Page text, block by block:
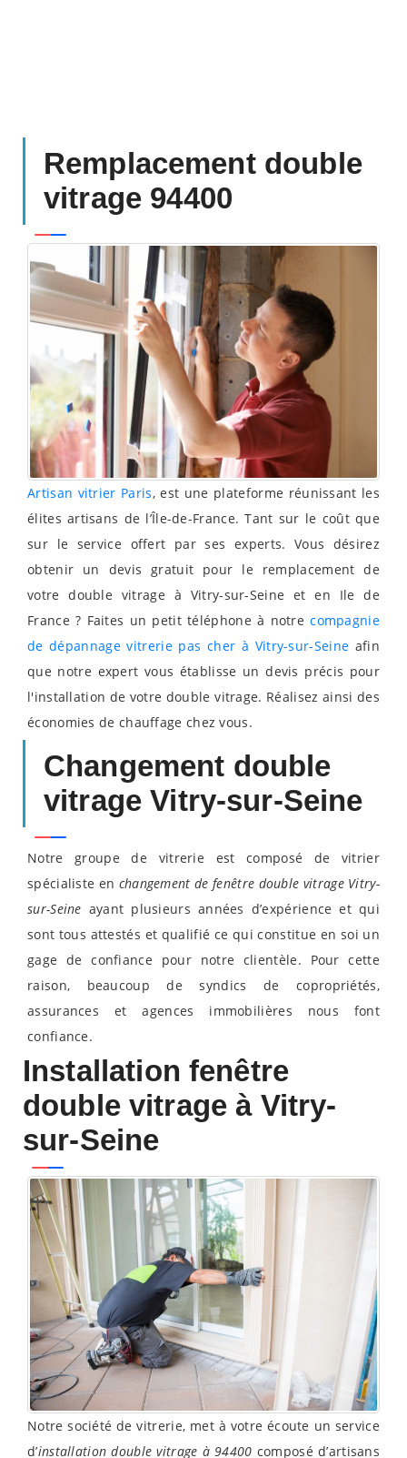
Remplacement double
vitrage 94400
Artisan vitrier Paris, est une plateforme réunissant les
élites artisans de l’Île-de-France. Tant sur le coût que
sur le service offert par ses experts. Vous désirez
obtenir un devis gratuit pour le remplacement de
votre double vitrage à Vitry-sur-Seine et en Ile de
France ? Faites un petit téléphone à notrecompagnie
de dépannage vitrerie pas cher à Vitry-sur-Seine afin
que notre expert vous établisse un devis précis pour
l'installation de votre double vitrage. Réalisez ainsi des
économies de chauffage chez vous.
Changement double
vitrage Vitry-sur-Seine
Notre groupe de vitrerie est composé de vitrier
spécialiste en changement de fenêtre double vitrage Vitry-
sur-Seine ayant plusieurs années d’expérience et qui
sont tous attestés et qualifié ce qui constitue en soi un
gage de confiance pour notre clientèle. Pour cette
raison, beaucoup de syndics de copropriétés,
assurances et agences immobilières nous font
confiance.
Installation fenêtre
double vitrage à Vitry-
sur-Seine
Notre société de vitrerie, met à votre écoute un service
d’installation double vitrage à 94400 composé d’artisans